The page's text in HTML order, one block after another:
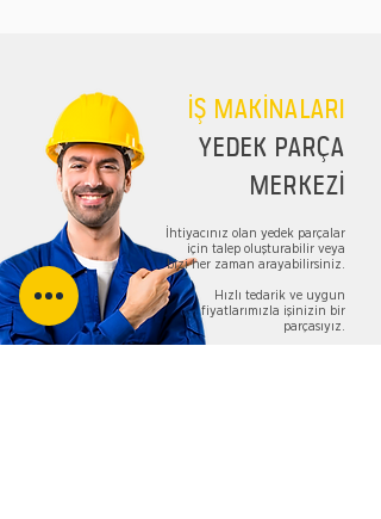
İŞ MAKİNALARI
YEDEK PARÇA
MERKEZİ
İhtiyacınız olan yedek parçalar
için talep oluşturabilir veya
bizi her zaman arayabilirsiniz.
Hızlı tedarik ve uygun
fiyatlarımızla işinizin bir
parçasıyız.